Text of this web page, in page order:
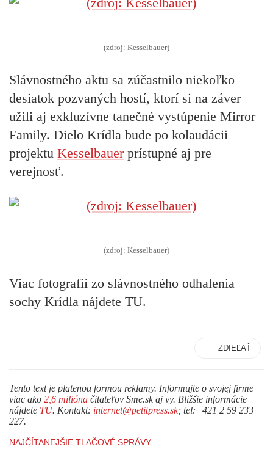
(zdroj: Kesselbauer)
Slávnostného aktu sa zúčastnilo niekoľko
desiatok pozvaných hostí, ktorí si na záver
užili aj exkluzívne tanečné vystúpenie Mirror
Family. Dielo Krídla bude po kolaudácii
projektu Kesselbauerprístupné aj pre
verejnosť.
(zdroj: Kesselbauer)
Viac fotografií zo slávnostného odhalenia
sochy Krídla nájdete TU.
ZDIEĽAŤ
Tento text je platenou formou reklamy. Informujte o svojej firme
viac ako 2,6 milióna čitateľov Sme.sk aj vy. Bližšie informácie
nájdete TU. Kontakt: internet@petitpress.sk; tel:+421 2 59 233
227.
NAJČÍTANEJŠIE TLAČOVÉ SPRÁVY